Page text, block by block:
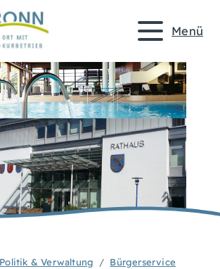
Menü
Politik & Verwaltung
Bürgerservice